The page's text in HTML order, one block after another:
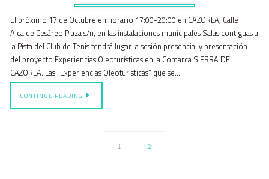
El próximo 17 de Octubre en horario 17:00-20:00 en CAZORLA, Calle
Alcalde Cesáreo Plaza s/n, en las instalaciones municipales Salas contiguas a
la Pista del Club de Tenis tendrá lugar la sesión presencial y presentación
del proyecto Experiencias Oleoturísticas en la Comarca SIERRA DE
CAZORLA. Las “Experiencias Oleoturísticas” que se…
CONTINUE READING
1 2